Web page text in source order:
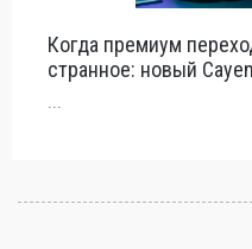
Когда премиум
странное: новый
...